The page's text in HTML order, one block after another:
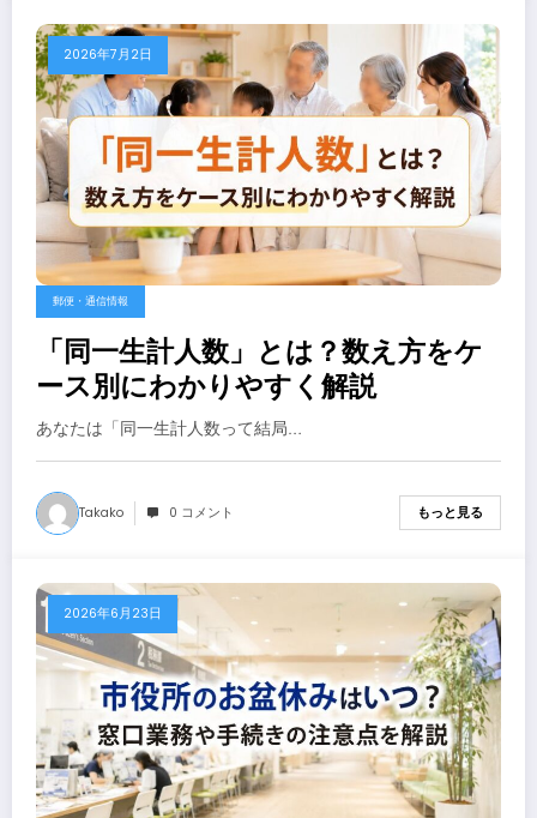
2026年7月2日
郵便・通信情報
「同一生計人数」とは？数え方をケ
ース別にわかりやすく解説
あなたは「同一生計人数って結局…
Takako 0 コメント もっと見る
2026年6月23日